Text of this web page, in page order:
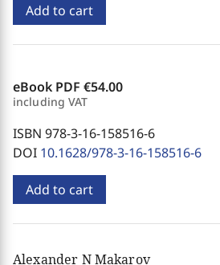
Add to cart
eBook PDF €54.00
including VAT
ISBN 978-3-16-158516-6
DOI 10.1628/978-3-16-158516-6
Add to cart
Alexander N Makarov